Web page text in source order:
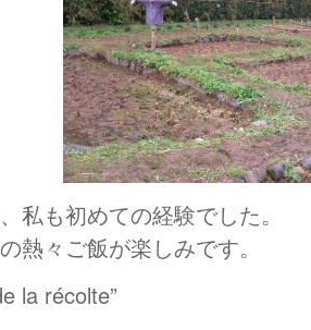
私も初めての経験でした。
熱々ご飯が楽しみです。
la récolte”